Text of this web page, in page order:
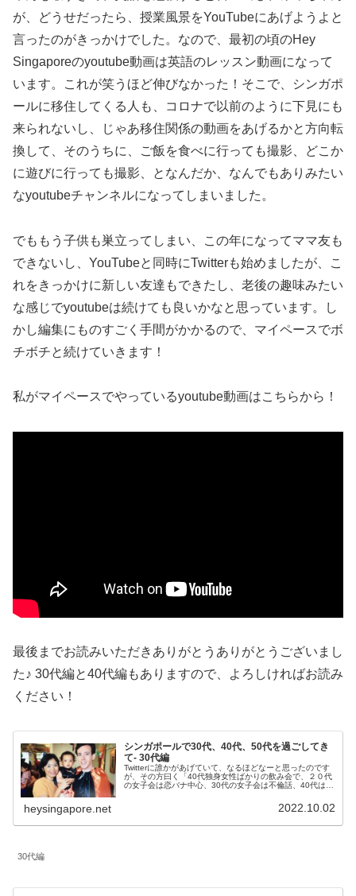
が、どうせだったら、授業風景をYouTubeにあげようよと
言ったのがきっかけでした。なので、最初の頃のHey
Singaporeのyoutube動画は英語のレッスン動画になって
います。これが笑うほど伸びなかった！そこで、シンガポ
ールに移住してくる人も、コロナで以前のように下見にも
来られないし、じゃあ移住関係の動画をあげるかと方向転
換して、そのうちに、ご飯を食べに行っても撮影、どこか
に遊びに行っても撮影、となんだか、なんでもありみたい
なyoutubeチャンネルになってしまいました。
でももう子供も巣立ってしまい、この年になってママ友も
できないし、YouTubeと同時にTwitterも始めましたが、こ
れをきっかけに新しい友達もできたし、老後の趣味みたい
な感じでyoutubeは続けても良いかなと思っています。し
かし編集にものすごく手間がかかるので、マイペースでボ
チボチと続けていきます！
私がマイペースでやっているyoutube動画はこちらから！
最後までお読みいただきありがとうありがとうございまし
た♪ 30代編と40代編もありますので、よろしければお読み
ください！
シンガポールで30代、40代、50代を過ごしてき
て- 30代編
Twitterに誰かがあげていて、なるほどなーと思ったのです
が、その方曰く「40代独身女性ばかりの飲み会で、２０代
の女子会は恋バナ中心、30代の女子会は不倫話、40代は今
heysingapore.net 2022.10.02
30代編